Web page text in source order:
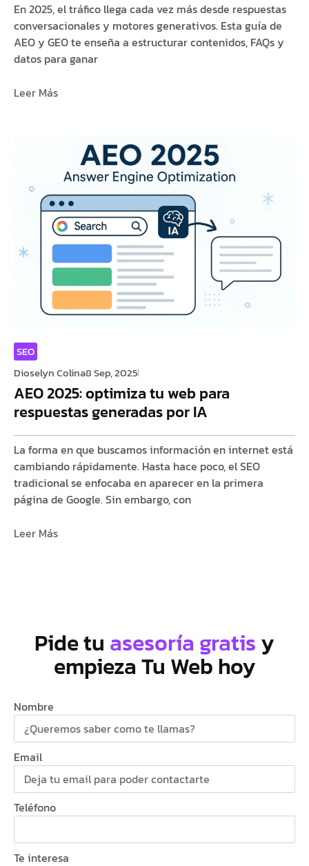
En 2025, el tráfico llega cada vez más desde respuestas
conversacionales y motores generativos. Esta guía de
AEO y GEO te enseña a estructurar contenidos, FAQs y
datos para ganar
Leer Más
SEO
Dioselyn Colina8 Sep, 2025
AEO 2025: optimiza tu web para
respuestas generadas por IA
La forma en que buscamos información en internet está
cambiando rápidamente. Hasta hace poco, el SEO
tradicional se enfocaba en aparecer en la primera
página de Google. Sin embargo, con
Leer Más
Pide tu asesoría gratisy
empieza Tu Web hoy
Nombre
Email
Teléfono
Te interesa